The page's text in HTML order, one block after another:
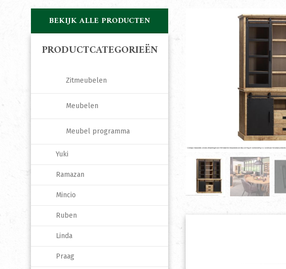
BEKIJK ALLE PRODUCTEN
PRODUCTCATEGORIEËN
Zitmeubelen
Meubelen
Meubel programma
Yuki
Ramazan
Mincio
Ruben
Linda
Praag